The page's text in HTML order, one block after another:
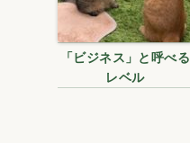
「ビジネス」と呼べる
レベル